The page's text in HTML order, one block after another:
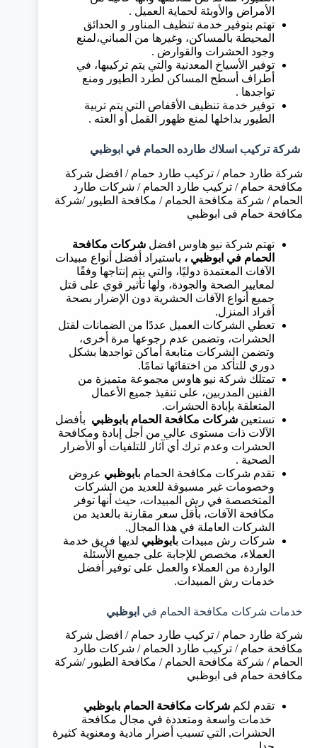
الأمراض والأوبئة لحماية العميل .
تهتم بتوفير خدمة تنظيف المناور و الحدائق
المحيطة بالمساكن، وغيرها من المباني،لمنع
وجود الحشرات والقوارض .
توفير الأسياخ المعدنية والتي يتم تركيبها، في
أطراف أسطح المساكن لطرد الطيور ومنع
تواجدها .
توفير خدمة تنظيف الأقفاص التي يتم تربية
الطيور بداخلها لمنع ظهور القمل أو العته .
شركة تركيب اسلاك طارده الحمام في ابوظبي
شركة طارد حمام / تركيب طارد حمام / افضل شركة
مكافحة حمام / تركيب طارد الحمام / شركات طارد
الحمام / شركة مكافحة الحمام / مكافحة الطيور /شركة
مكافحة حمام فى ابوظبي
تهتم شركة نيو هاوس افضل شركات مكافحة
الحمام في ابوظبي ، باستيراد أفضل أنواع مبيدات
الآفات المعتمدة دوليًا، والتي يتم إنتاجها وفقًا
لمعايير الصحة والجودة، ولها تأثير قوي على قتل
جميع أنواع الآفات الحشرية دون الإضرار بصحة
أفراد المنزل.
تعطي الشركات العميل عددًا من الضمانات لقتل
الحشرات، وتضمن عدم رجوعها مرة أخرى،
وتضمن الشركات متابعة أماكن تواجدها بشكل
دوري للتأكد من اختفائها تمامًا.
تمتلك شركة نيو هاوس مجموعة متميزة من
الفنين المدربين، على تنفيذ جميع الأعمال
المتعلقة بإبادة الحشرات.
تستعين شركات مكافحة الحمام بابوظبي بأفضل
الآلات ذات مستوى عالي من أجل إبادة ومكافحة
الحشرات وعدم ترك أي آثار للتلفيات أو الأضرار
الصحية .
تقدم شركات مكافحة الحمام بابوظبي عروض
وخصومات غير مسبوقة للعديد من الشركات
المتخصصة في رش المبيدات، حيث أنها توفر
مكافحة الآفات، بأقل سعر مقارنة بالعديد من
الشركات العاملة في هذا المجال.
شركات رش مبيدات بابوظبي لديها فريق خدمة
العملاء، مخصص للإجابة على جميع الأسئلة
الواردة من العملاء والعمل على توفير أفضل
خدمات رش المبيدات.
خدمات شركات مكافحة الحمام في ابوظبي
شركة طارد حمام / تركيب طارد حمام / افضل شركة
مكافحة حمام / تركيب طارد الحمام / شركات طارد
الحمام / شركة مكافحة الحمام / مكافحة الطيور /شركة
مكافحة حمام فى ابوظبي
تقدم لكم شركات مكافحة الحمام بابوظبي
خدمات واسعة ومتعددة في مجال مكافحة
الحشرات, التي تسبب أضرار مادية ومعنوية كثيرة